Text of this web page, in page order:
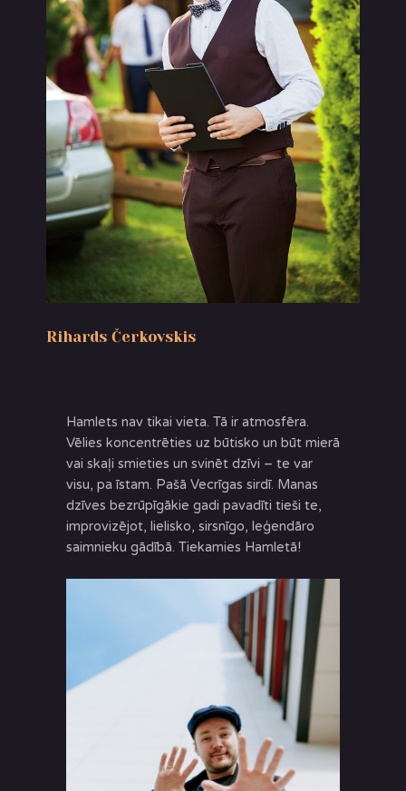
Rihards Čerkovskis
Hamlets nav tikai vieta. Tā ir atmosfēra.
Vēlies koncentrēties uz būtisko un būt mierā
vai skaļi smieties un svinēt dzīvi – te var
visu, pa īstam. Pašā Vecrīgas sirdī. Manas
dzīves bezrūpīgākie gadi pavadīti tieši te,
improvizējot, lielisko, sirsnīgo, leģendāro
saimnieku gādībā. Tiekamies Hamletā!